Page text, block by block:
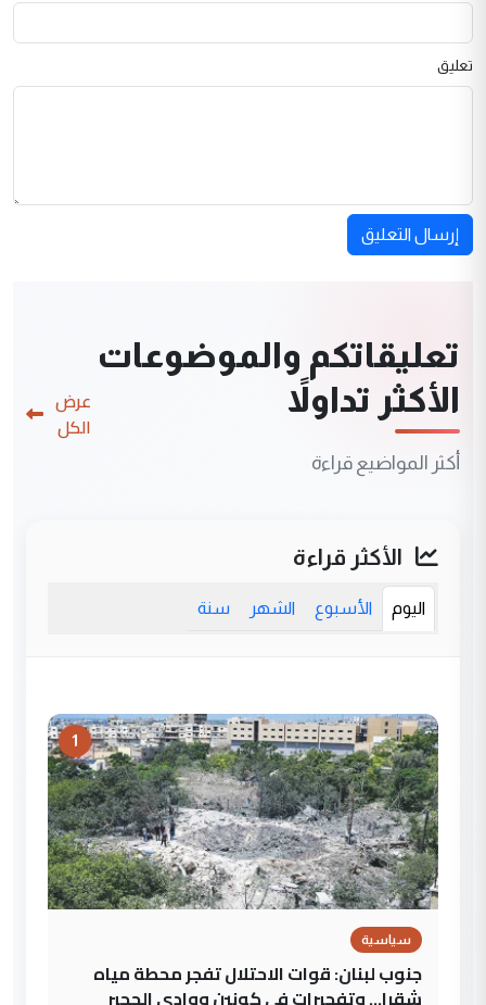
تعليق
إرسال التعليق
تعليقاتكم والموضوعات
الأكثر تداولاً
أكثر المواضيع قراءة
عرض
الكل
الأكثر قراءة
اليوم الأسبوع الشهر سنة
1
سياسية
جنوب لبنان: قوات الاحتلال تفجر محطة مياه